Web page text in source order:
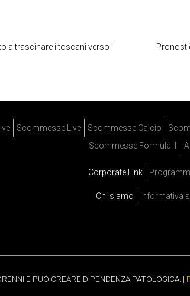
a trascinare i toscani verso il
Scommesse Live Scommesse Calcio
Scommesse Formula 1
Corporate Link
Chi siamo Informativa
E PUÒ CREARE DIPENDENZA PATOLOGICA. |